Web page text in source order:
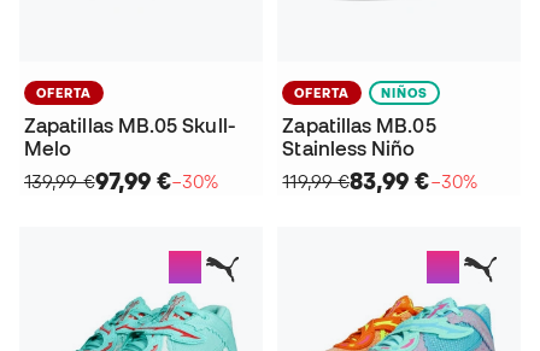
OFERTA
Zapatillas MB.05 Skull-
Melo
139,99 €97,99 €−30%
OFERTA NIÑOS
Zapatillas MB.05
Stainless Niño
119,99 €83,99 €−30%